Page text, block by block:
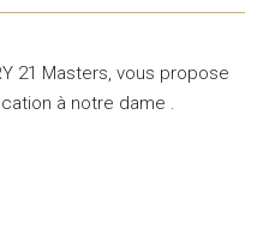
21 Masters, vous propose
à notre dame .